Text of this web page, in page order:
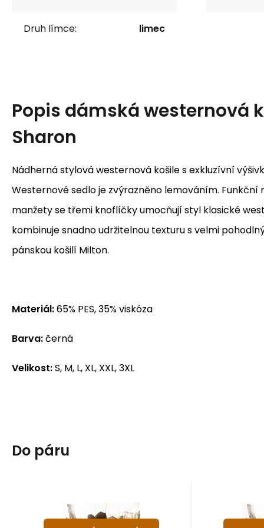
Druh límce: limec
Popis dámská westernová
Sharon
Nádherná stylová westernová košile s exkluzívní
Westernové sedlo je zvýrazněno lemováním. Funkční
manžety se třemi knoflíčky umocňují styl klasické
kombinuje snadno udržitelnou texturu s velmi
pánskou košilí Milton.
Materiál:65% PES, 35% viskóza
Barva:černá
Velikost:S, M, L, XL, XXL, 3XL
Do páru
westernová košile
A79972
Záruka24 měsíců
od2 511Kč
většinou 5-14 dnů
S
M L XL
XXL
S
M